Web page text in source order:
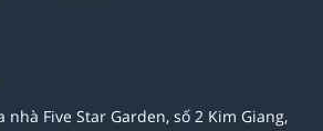
nhà Five Star Garden, số 2 Kim Giang,